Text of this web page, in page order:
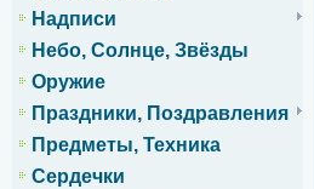
Надписи
Небо, Солнце, Звёзды
Оружие
Праздники, Поздравления
Предметы, Техника
Сердечки